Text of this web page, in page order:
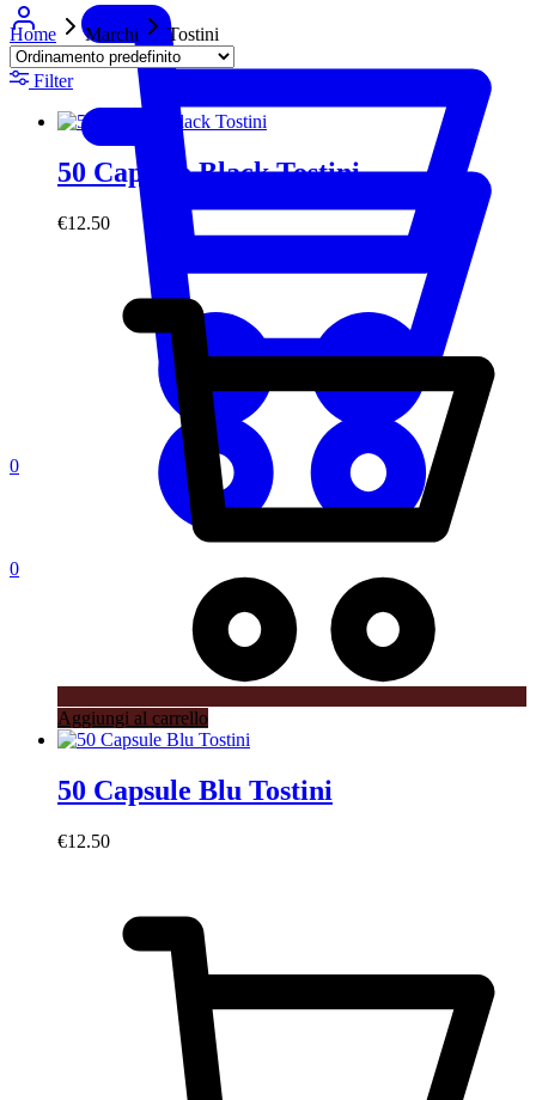
0
0
Home Marchi Tostini
Filter
50 Capsule Black Tostini
€12.50
Aggiungi al carrello
50 Capsule Blu Tostini
€12.50